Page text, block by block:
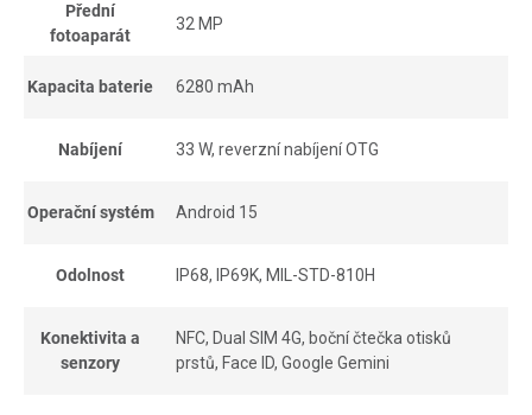
Přední
fotoaparát
32 MP
Kapacita baterie 6280 mAh
Nabíjení 33 W, reverzní nabíjení OTG
Operační systém Android 15
Odolnost IP68, IP69K, MIL-STD-810H
Konektivita a
senzory
NFC, Dual SIM 4G, boční čtečka otisků
prstů, Face ID, Google Gemini